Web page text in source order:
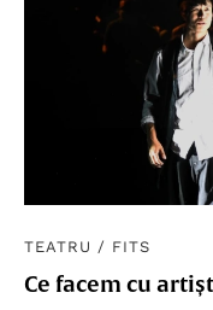
TEATRU / FITS
Ce facem cu